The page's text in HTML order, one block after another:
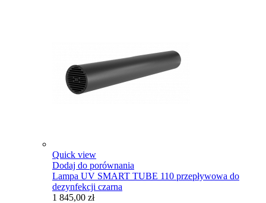
Quick view
Dodaj do porównania
Lampa UV SMART TUBE 110 przepływowa do
dezynfekcji czarna
1 845,00 zł